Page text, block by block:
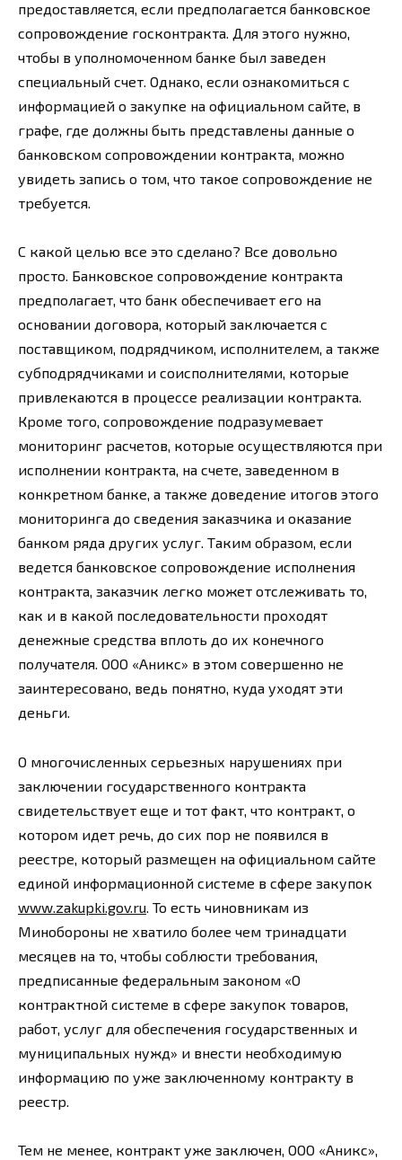
предоставляется, если предполагается банковское
сопровождение госконтракта. Для этого нужно,
чтобы в уполномоченном банке был заведен
специальный счет. Однако, если ознакомиться с
информацией о закупке на официальном сайте, в
графе, где должны быть представлены данные о
банковском сопровождении контракта, можно
увидеть запись о том, что такое сопровождение не
требуется.
С какой целью все это сделано? Все довольно
просто. Банковское сопровождение контракта
предполагает, что банк обеспечивает его на
основании договора, который заключается с
поставщиком, подрядчиком, исполнителем, а также
субподрядчиками и соисполнителями, которые
привлекаются в процессе реализации контракта.
Кроме того, сопровождение подразумевает
мониторинг расчетов, которые осуществляются при
исполнении контракта, на счете, заведенном в
конкретном банке, а также доведение итогов этого
мониторинга до сведения заказчика и оказание
банком ряда других услуг. Таким образом, если
ведется банковское сопровождение исполнения
контракта, заказчик легко может отслеживать то,
как и в какой последовательности проходят
денежные средства вплоть до их конечного
получателя. ООО «Аникс» в этом совершенно не
заинтересовано, ведь понятно, куда уходят эти
деньги.
О многочисленных серьезных нарушениях при
заключении государственного контракта
свидетельствует еще и тот факт, что контракт, о
котором идет речь, до сих пор не появился в
реестре, который размещен на официальном сайте
единой информационной системе в сфере закупок
www.zakupki.gov.ru . То есть чиновникам из
Минобороны не хватило более чем тринадцати
месяцев на то, чтобы соблюсти требования,
предписанные федеральным законом «О
контрактной системе в сфере закупок товаров,
работ, услуг для обеспечения государственных и
муниципальных нужд» и внести необходимую
информацию по уже заключенному контракту в
реестр.
Тем не менее, контракт уже заключен, ООО «Аникс»,